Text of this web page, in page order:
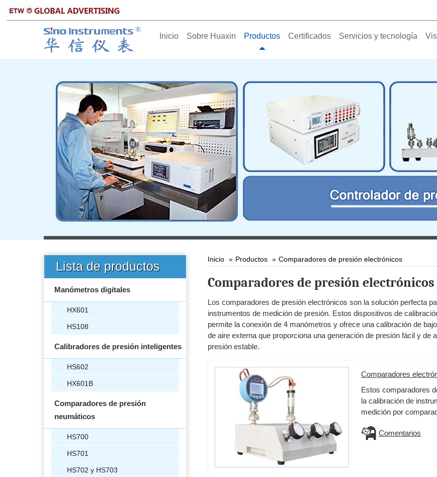
Inicio Sobre Huaxin Productos Certificados Servicios y tecnología
Inicio Productos Comparadores de presión electrónicos
Comparadores de presión electrónicos
Los comparadores de presión electrónicos son la solución perfecta
instrumentos de medición de presión. Estos dispositivos de
permite la conexión de 4 manómetros y ofrece una calibración de
de aire externa que proporciona una generación de presión fácil y
presión estable.
Comparadores
Estos comparadores
la calibración de
medición por
Comentarios
Lista de productos
Manómetros digitales
HX601
HS108
Calibradores de presión inteligentes
HS602
HX601B
Comparadores de presión
neumáticos
HS700
HS701
HS702 y HS703